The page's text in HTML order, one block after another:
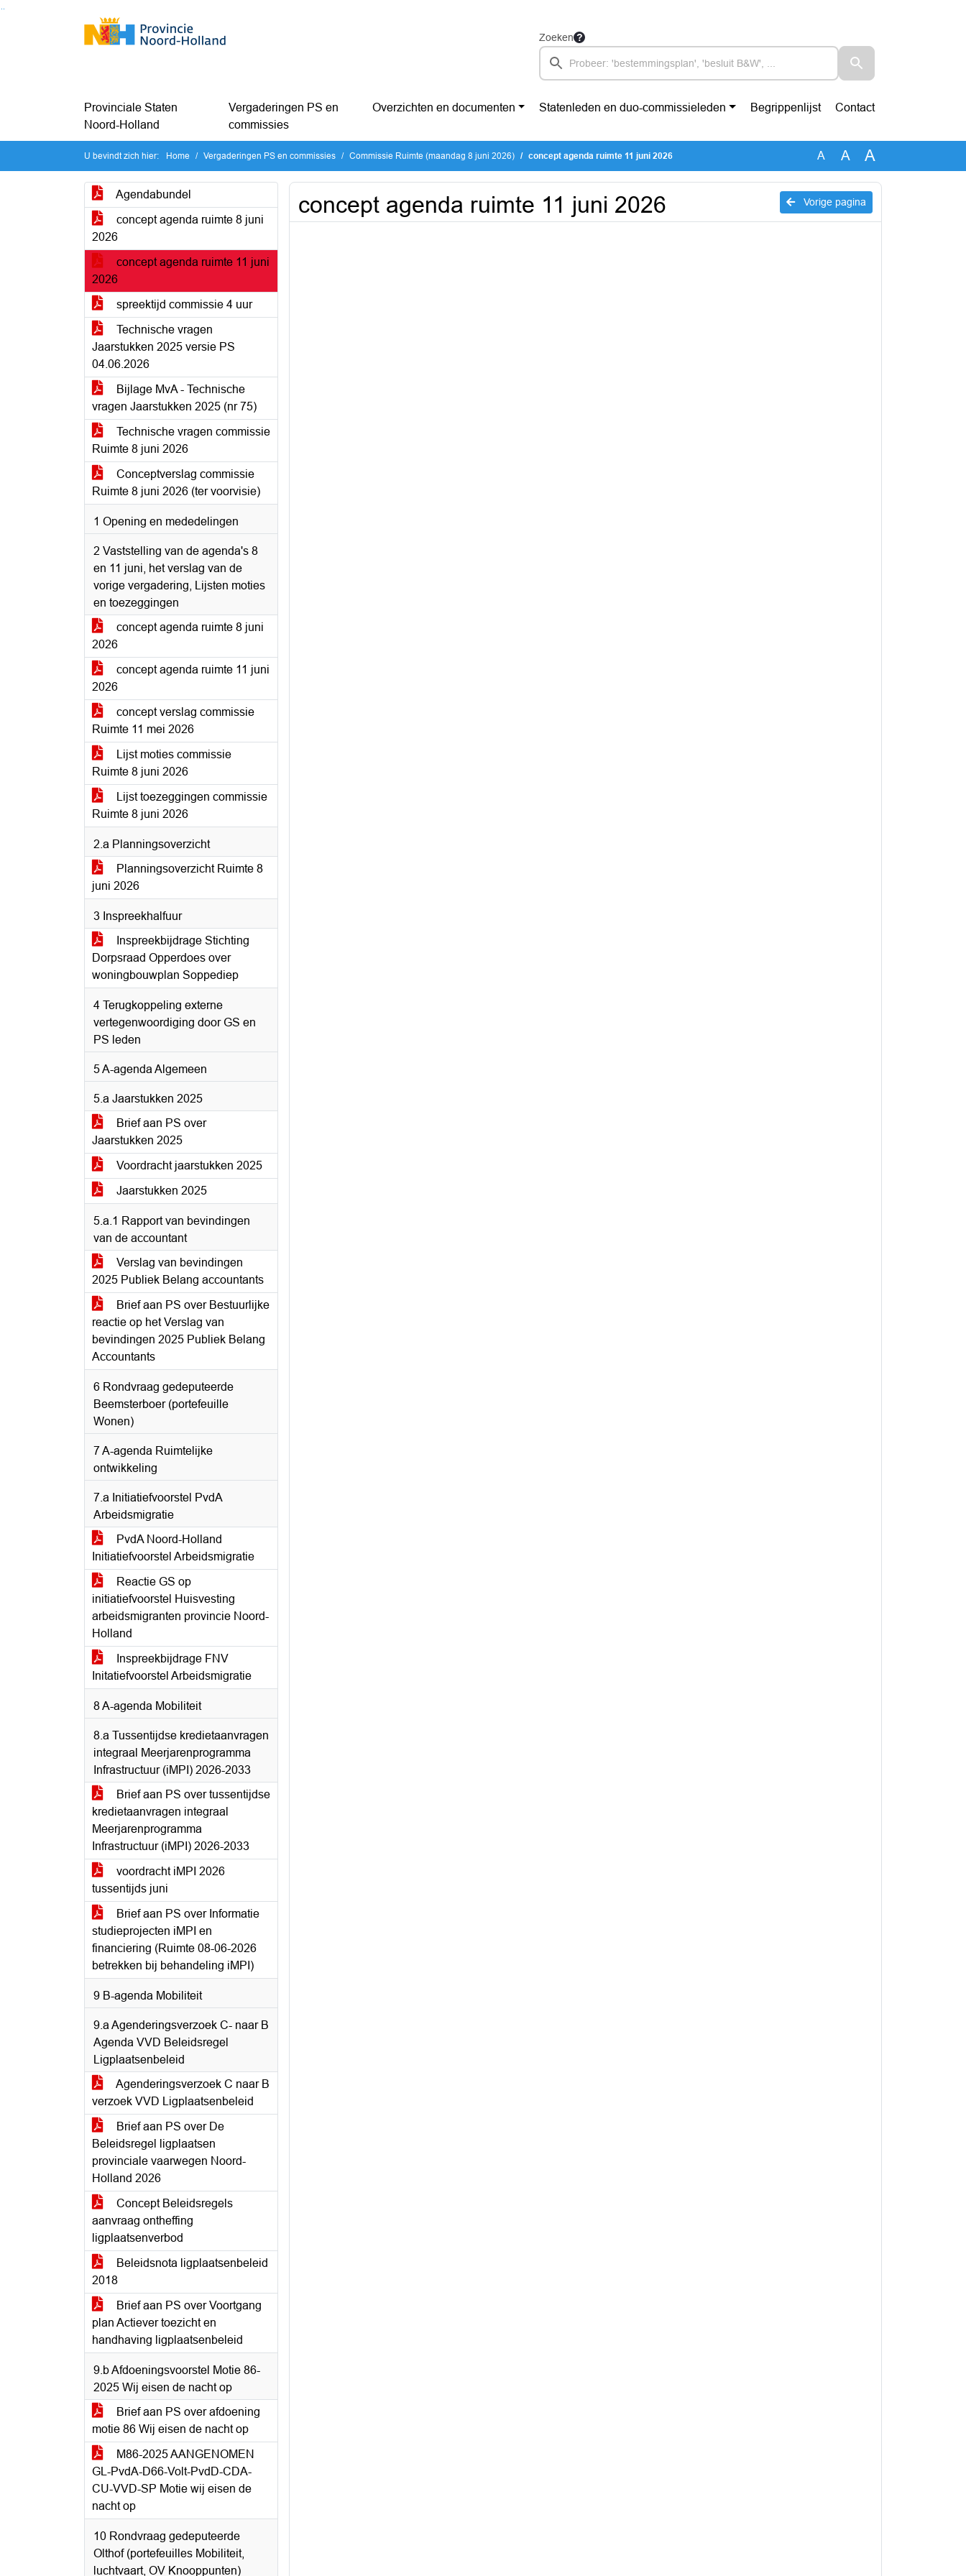
Ga naar de inhoud van deze pagina
Ga naar het zoeken
Zoeken
Provinciale Staten
Noord-Holland
Vergaderingen PS en
commissies
Overzichten en documenten Statenleden en duo-commissieleden Begrippenlijst Contact
U bevindt zich hier: Home Vergaderingen PS en commissies Commissie Ruimte (maandag 8 juni 2026) concept agenda ruimte 11 juni 2026 A A A
Agendabundel
concept agenda ruimte 8 juni
2026
concept agenda ruimte 11 juni
2026
spreektijd commissie 4 uur
Technische vragen
Jaarstukken 2025 versie PS
04.06.2026
Bijlage MvA - Technische
vragen Jaarstukken 2025 (nr 75)
Technische vragen commissie
Ruimte 8 juni 2026
Conceptverslag commissie
Ruimte 8 juni 2026 (ter voorvisie)
1 Opening en mededelingen
2 Vaststelling van de agenda's 8
en 11 juni, het verslag van de
vorige vergadering, Lijsten moties
en toezeggingen
concept agenda ruimte 8 juni
2026
concept agenda ruimte 11 juni
2026
concept verslag commissie
Ruimte 11 mei 2026
Lijst moties commissie
Ruimte 8 juni 2026
Lijst toezeggingen commissie
Ruimte 8 juni 2026
2.a Planningsoverzicht
Planningsoverzicht Ruimte 8
juni 2026
3 Inspreekhalfuur
Inspreekbijdrage Stichting
Dorpsraad Opperdoes over
woningbouwplan Soppediep
4 Terugkoppeling externe
vertegenwoordiging door GS en
PS leden
5 A-agenda Algemeen
5.a Jaarstukken 2025
Brief aan PS over
Jaarstukken 2025
Voordracht jaarstukken 2025
Jaarstukken 2025
5.a.1 Rapport van bevindingen
van de accountant
Verslag van bevindingen
2025 Publiek Belang accountants
Brief aan PS over Bestuurlijke
reactie op het Verslag van
bevindingen 2025 Publiek Belang
Accountants
6 Rondvraag gedeputeerde
Beemsterboer (portefeuille
Wonen)
7 A-agenda Ruimtelijke
ontwikkeling
7.a Initiatiefvoorstel PvdA
Arbeidsmigratie
PvdA Noord-Holland
Initiatiefvoorstel Arbeidsmigratie
Reactie GS op
initiatiefvoorstel Huisvesting
arbeidsmigranten provincie Noord-
Holland
Inspreekbijdrage FNV
Initatiefvoorstel Arbeidsmigratie
8 A-agenda Mobiliteit
8.a Tussentijdse kredietaanvragen
integraal Meerjarenprogramma
Infrastructuur (iMPI) 2026-2033
Brief aan PS over tussentijdse
kredietaanvragen integraal
Meerjarenprogramma
Infrastructuur (iMPI) 2026-2033
voordracht iMPI 2026
tussentijds juni
Brief aan PS over Informatie
studieprojecten iMPI en
financiering (Ruimte 08-06-2026
betrekken bij behandeling iMPI)
9 B-agenda Mobiliteit
9.a Agenderingsverzoek C- naar B
Agenda VVD Beleidsregel
Ligplaatsenbeleid
Agenderingsverzoek C naar B
verzoek VVD Ligplaatsenbeleid
Brief aan PS over De
Beleidsregel ligplaatsen
provinciale vaarwegen Noord-
Holland 2026
Concept Beleidsregels
aanvraag ontheffing
ligplaatsenverbod
Beleidsnota ligplaatsenbeleid
2018
Brief aan PS over Voortgang
plan Actiever toezicht en
handhaving ligplaatsenbeleid
9.b Afdoeningsvoorstel Motie 86-
2025 Wij eisen de nacht op
Brief aan PS over afdoening
motie 86 Wij eisen de nacht op
M86-2025 AANGENOMEN
GL-PvdA-D66-Volt-PvdD-CDA-
CU-VVD-SP Motie wij eisen de
nacht op
10 Rondvraag gedeputeerde
Olthof (portefeuilles Mobiliteit,
luchtvaart, OV Knooppunten)
Vorige pagina
concept agenda ruimte 11 juni 2026